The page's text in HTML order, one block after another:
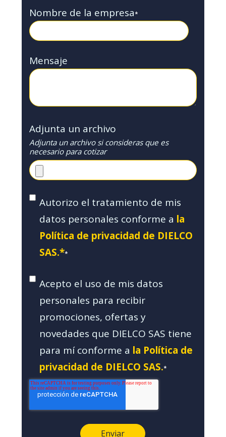
Nombre de la empresa*
Mensaje
Adjunta un archivo
Adjunta un archivo si consideras que es
necesario para cotizar
Autorizo el tratamiento de mis
datos personales conforme a la
Política de privacidad de DIELCO
SAS.**
Acepto el uso de mis datos
personales para recibir
promociones, ofertas y
novedades que DIELCO SAS tiene
para mí conforme a la Política de
privacidad de DIELCO SAS.*